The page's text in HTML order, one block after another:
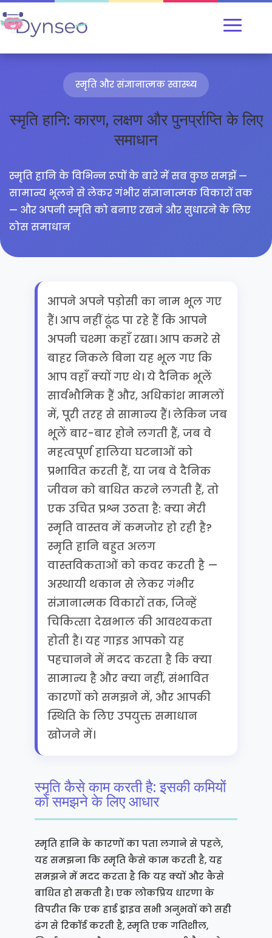
स्मृति और संज्ञानात्मक स्वास्थ्य
स्मृति हानि: कारण, लक्षण और पुनर्प्राप्ति के लिए
समाधान
स्मृति हानि के विभिन्न रूपों के बारे में सब कुछ समझें —
सामान्य भूलने से लेकर गंभीर संज्ञानात्मक विकारों तक
— और अपनी स्मृति को बनाए रखने और सुधारने के लिए
ठोस समाधान
आपने अपने पड़ोसी का नाम भूल गए
हैं। आप नहीं ढूंढ पा रहे हैं कि आपने
अपनी चश्मा कहाँ रखा। आप कमरे से
बाहर निकले बिना यह भूल गए कि
आप वहाँ क्यों गए थे। ये दैनिक भूलें
सार्वभौमिक हैं और, अधिकांश मामलों
में, पूरी तरह से सामान्य हैं। लेकिन जब
भूलें बार-बार होने लगती हैं, जब वे
महत्वपूर्ण हालिया घटनाओं को
प्रभावित करती हैं, या जब वे दैनिक
जीवन को बाधित करने लगती हैं, तो
एक उचित प्रश्न उठता है: क्या मेरी
स्मृति वास्तव में कमजोर हो रही है?
स्मृति हानि बहुत अलग
वास्तविकताओं को कवर करती है —
अस्थायी थकान से लेकर गंभीर
संज्ञानात्मक विकारों तक, जिन्हें
चिकित्सा देखभाल की आवश्यकता
होती है। यह गाइड आपको यह
पहचानने में मदद करता है कि क्या
सामान्य है और क्या नहीं, संभावित
कारणों को समझने में, और आपकी
स्थिति के लिए उपयुक्त समाधान
खोजने में।
स्मृति कैसे काम करती है: इसकी कमियों
को समझने के लिए आधार
स्मृति हानि के कारणों का पता लगाने से पहले,
यह समझना कि स्मृति कैसे काम करती है, यह
समझने में मदद करता है कि यह क्यों और कैसे
बाधित हो सकती है। एक लोकप्रिय धारणा के
विपरीत कि एक हार्ड ड्राइव सभी अनुभवों को सही
ढंग से रिकॉर्ड करती है, स्मृति एक गतिशील,